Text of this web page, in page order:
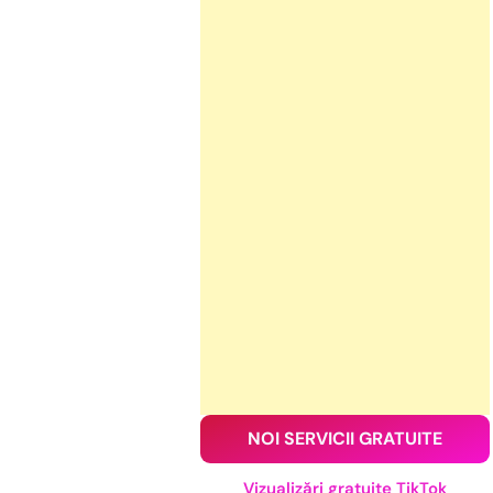
NOI SERVICII GRATUITE
Vizualizări gratuite TikTok